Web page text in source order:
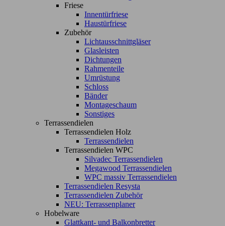
Friese
Innentürfriese
Haustürfriese
Zubehör
Lichtausschnittgläser
Glasleisten
Dichtungen
Rahmenteile
Umrüstung
Schloss
Bänder
Montageschaum
Sonstiges
Terrassendielen
Terrassendielen Holz
Terrassendielen
Terrassendielen WPC
Silvadec Terrassendielen
Megawood Terrassendielen
WPC massiv Terrassendielen
Terrassendielen Resysta
Terrassendielen Zubehör
NEU: Terrassenplaner
Hobelware
Glattkant- und Balkonbretter